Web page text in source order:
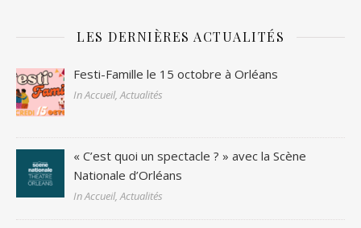
LES DERNIÈRES ACTUALITÉS
Festi-Famille le 15 octobre à Orléans
In Accueil, Actualités
« C’est quoi un spectacle ? » avec la Scène
Nationale d’Orléans
In Accueil, Actualités